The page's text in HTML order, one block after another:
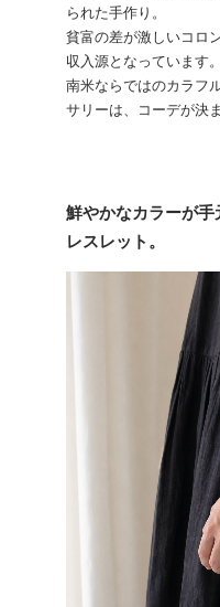
られた手作り。
貧富の差が激しいコロ
収入源となっています。
南米ならではのカラフ
サリーは、コーデが決
鮮やかなカラーが
レスレット。